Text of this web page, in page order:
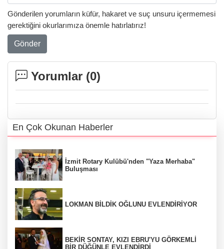
Gönderilen yorumların küfür, hakaret ve suç unsuru içermemesi
gerektiğini okurlarımıza önemle hatırlatırız!
Gönder
Yorumlar (0)
En Çok Okunan Haberler
İzmit Rotary Kulübü'nden "Yaza Merhaba"
Buluşması
LOKMAN BİLDİK OĞLUNU EVLENDİRİYOR
BEKİR SONTAY, KIZI EBRU'YU GÖRKEMLİ
BİR DÜĞÜNLE EVLENDİRDİ